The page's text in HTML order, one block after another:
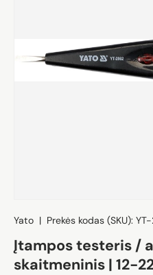
Yato | Prekės kodas (SKU):
Įtampos testeris /
skaitmeninis | 12-